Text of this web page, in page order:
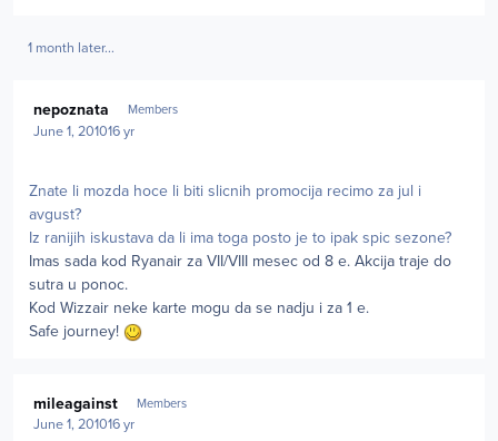
1 month later...
nepoznata Members
June 1, 201016 yr
Znate li mozda hoce li biti slicnih promocija recimo za jul i
avgust?
Iz ranijih iskustava da li ima toga posto je to ipak spic sezone?
Imas sada kod Ryanair za VII/VIII mesec od 8 e. Akcija traje do
sutra u ponoc.
Kod Wizzair neke karte mogu da se nadju i za 1 e.
Safe journey!
mileagainst Members
June 1, 201016 yr